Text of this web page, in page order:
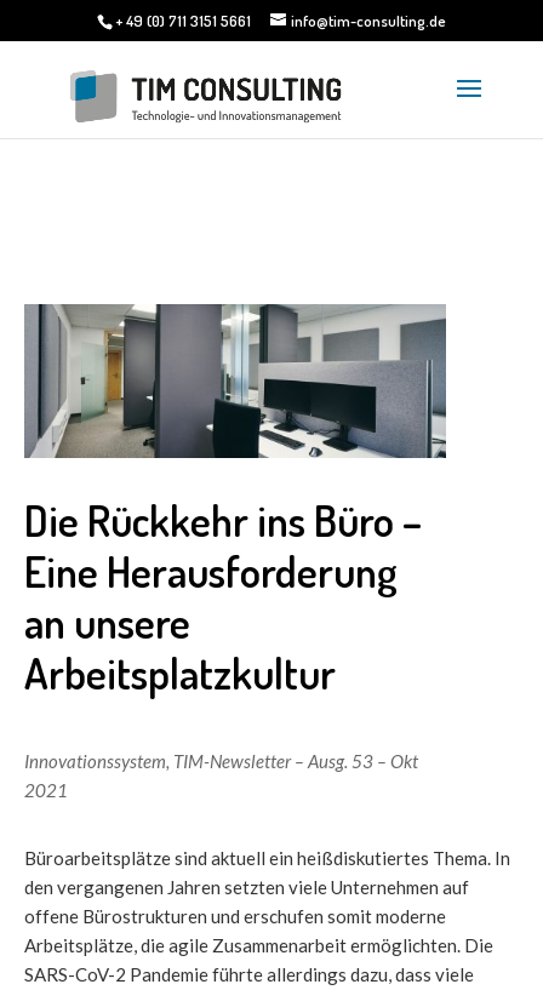
+ 49 (0) 711 3151 5661 info@tim-consulting.de
Die Rückkehr ins Büro –
Eine Herausforderung
an unsere
Arbeitsplatzkultur
Innovationssystem, TIM-Newsletter – Ausg. 53 – Okt
2021
Büroarbeitsplätze sind aktuell ein heißdiskutiertes Thema. In
den vergangenen Jahren setzten viele Unternehmen auf
offene Bürostrukturen und erschufen somit moderne
Arbeitsplätze, die agile Zusammenarbeit ermöglichten. Die
SARS-CoV-2 Pandemie führte allerdings dazu, dass viele